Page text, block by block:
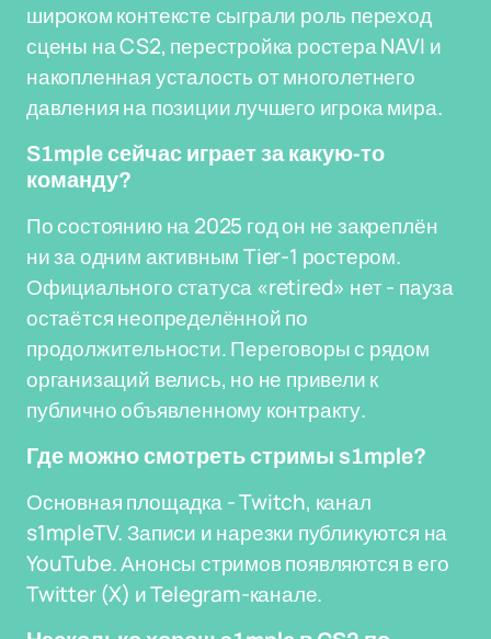
широком контексте сыграли роль переход
сцены на CS2, перестройка ростера NAVI и
накопленная усталость от многолетнего
давления на позиции лучшего игрока мира.
S1mple сейчас играет за какую-то
команду?
По состоянию на 2025 год он не закреплён
ни за одним активным Tier-1 ростером.
Официального статуса «retired» нет - пауза
остаётся неопределённой по
продолжительности. Переговоры с рядом
организаций велись, но не привели к
публично объявленному контракту.
Где можно смотреть стримы s1mple?
Основная площадка - Twitch, канал
s1mpleTV. Записи и нарезки публикуются на
YouTube. Анонсы стримов появляются в его
Twitter (X) и Telegram-канале.